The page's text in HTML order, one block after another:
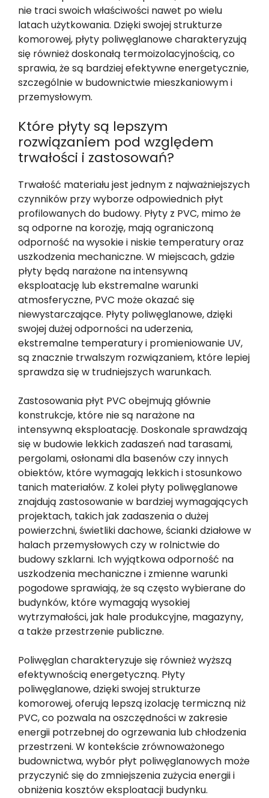
nie traci swoich właściwości nawet po wielu
latach użytkowania. Dzięki swojej strukturze
komorowej, płyty poliwęglanowe charakteryzują
się również doskonałą termoizolacyjnością, co
sprawia, że są bardziej efektywne energetycznie,
szczególnie w budownictwie mieszkaniowym i
przemysłowym.
Które płyty są lepszym
rozwiązaniem pod względem
trwałości i zastosowań?
Trwałość materiału jest jednym z najważniejszych
czynników przy wyborze odpowiednich płyt
profilowanych do budowy. Płyty z PVC, mimo że
są odporne na korozję, mają ograniczoną
odporność na wysokie i niskie temperatury oraz
uszkodzenia mechaniczne. W miejscach, gdzie
płyty będą narażone na intensywną
eksploatację lub ekstremalne warunki
atmosferyczne, PVC może okazać się
niewystarczające. Płyty poliwęglanowe, dzięki
swojej dużej odporności na uderzenia,
ekstremalne temperatury i promieniowanie UV,
są znacznie trwalszym rozwiązaniem, które lepiej
sprawdza się w trudniejszych warunkach.
Zastosowania płyt PVC obejmują głównie
konstrukcje, które nie są narażone na
intensywną eksploatację. Doskonale sprawdzają
się w budowie lekkich zadaszeń nad tarasami,
pergolami, osłonami dla basenów czy innych
obiektów, które wymagają lekkich i stosunkowo
tanich materiałów. Z kolei płyty poliwęglanowe
znajdują zastosowanie w bardziej wymagających
projektach, takich jak zadaszenia o dużej
powierzchni, świetliki dachowe, ścianki działowe w
halach przemysłowych czy w rolnictwie do
budowy szklarni. Ich wyjątkowa odporność na
uszkodzenia mechaniczne i zmienne warunki
pogodowe sprawiają, że są często wybierane do
budynków, które wymagają wysokiej
wytrzymałości, jak hale produkcyjne, magazyny,
a także przestrzenie publiczne.
Poliwęglan charakteryzuje się również wyższą
efektywnością energetyczną. Płyty
poliwęglanowe, dzięki swojej strukturze
komorowej, oferują lepszą izolację termiczną niż
PVC, co pozwala na oszczędności w zakresie
energii potrzebnej do ogrzewania lub chłodzenia
przestrzeni. W kontekście zrównoważonego
budownictwa, wybór płyt poliwęglanowych może
przyczynić się do zmniejszenia zużycia energii i
obniżenia kosztów eksploatacji budynku.